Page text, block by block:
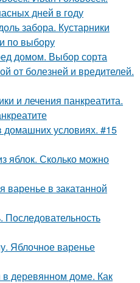
дней в году
забора. Кустарники
по выбору
домом. Выбор сорта
от болезней и вредителей.
и лечения панкреатита.
домашних условиях. #15
яблок. Сколько можно
варенье в закатанной
Последовательность
Яблочное варенье
деревянном доме. Как